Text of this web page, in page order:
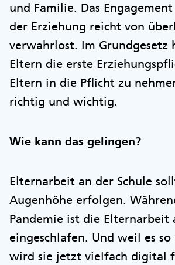
und Familie. Das
der Erziehung reicht von
verwahrlost. Im Grundgesetz
Eltern die erste
Eltern in die Pflicht zu
richtig und wichtig.
Wie kann das gelingen?
Elternarbeit an der Schule
Augenhöhe erfolgen.
Pandemie ist die Elternarbeit
eingeschlafen. Und weil es
wird sie jetzt vielfach digital